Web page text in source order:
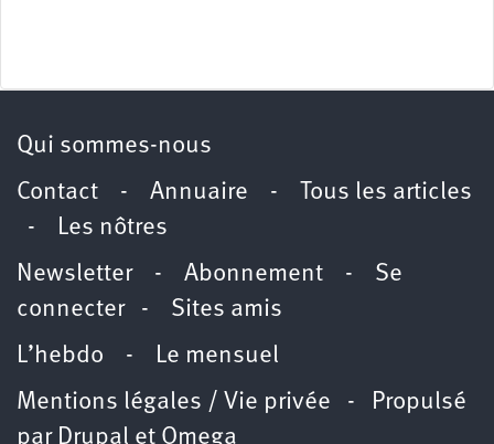
Qui sommes-nous
Contact - Annuaire -
Tous les articles
- Les nôtres
Newsletter- Abonnement - Se
connecter- Sites amis
L’hebdo - Le mensuel
Mentions légales / Vie privée - Propulsé
par Drupal et Omega